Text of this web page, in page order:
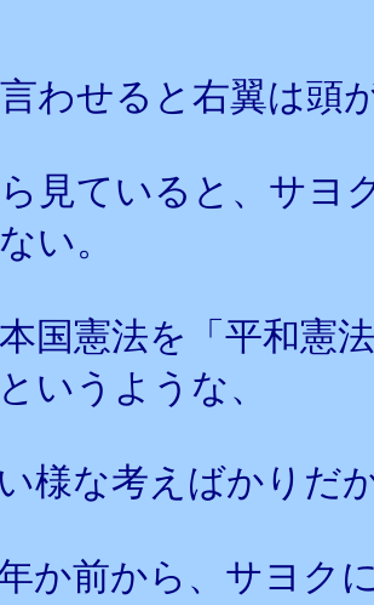
わせると右翼は頭
見ていると、サヨ
い。
国憲法を「平和憲
いうような、
様な考えばかりだ
か前から、サヨク